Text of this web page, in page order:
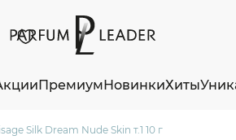
ПремиумНовинкиХиты
Silk Dream Nude Skin т.1 10 г